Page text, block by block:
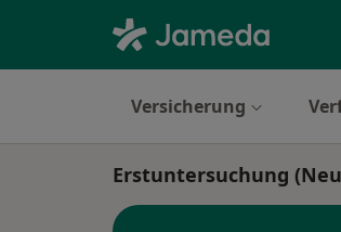
Versicherung
Erstuntersuchung